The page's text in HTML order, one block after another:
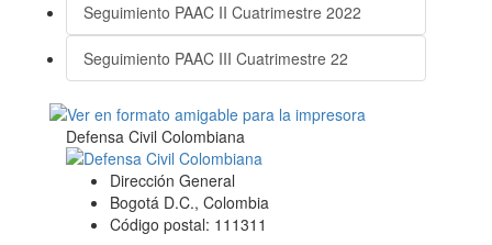
Seguimiento PAAC II Cuatrimestre 2022
Seguimiento PAAC III Cuatrimestre 22
Defensa Civil Colombiana
Dirección General
Bogotá D.C., Colombia
Código postal: 111311